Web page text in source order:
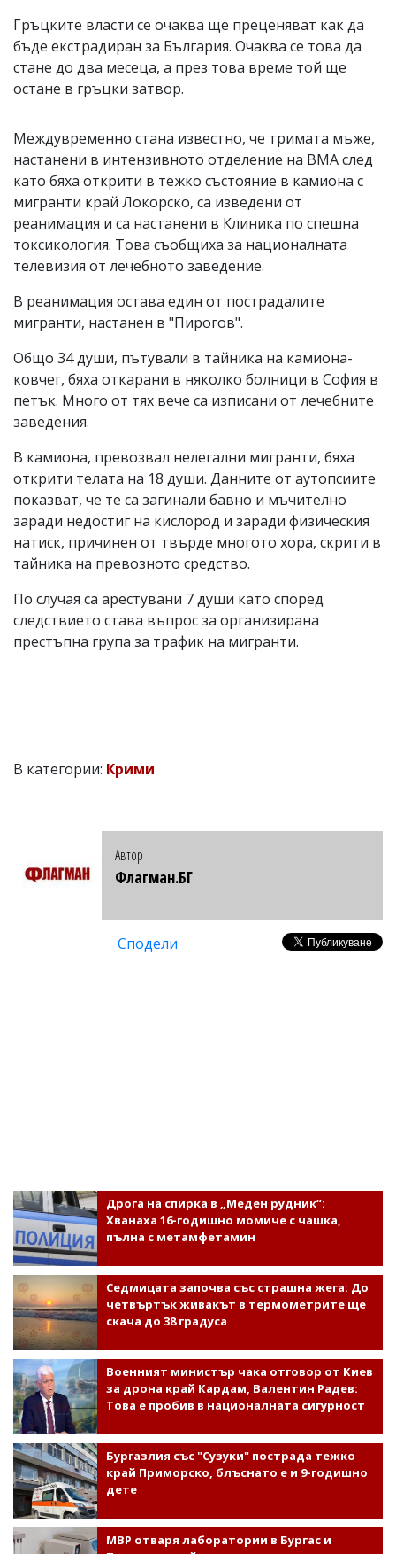
Гръцките власти се очаква ще преценяват как да
бъде екстрадиран за България. Очаква се това да
стане до два месеца, а през това време той ще
остане в гръцки затвор.
Междувременно стана известно, че тримата мъже,
настанени в интензивното отделение на ВМА след
като бяха открити в тежко състояние в камиона с
мигранти край Локорско, са изведени от
реанимация и са настанени в Клиника по спешна
токсикология. Това съобщиха за националната
телевизия от лечебното заведение.
В реанимация остава един от пострадалите
мигранти, настанен в "Пирогов".
Общо 34 души, пътували в тайника на камиона-
ковчег, бяха откарани в няколко болници в София в
петък. Много от тях вече са изписани от лечебните
заведения.
В камиона, превозвал нелегални мигранти, бяха
открити телата на 18 души. Данните от аутопсиите
показват, че те са загинали бавно и мъчително
заради недостиг на кислород и заради физическия
натиск, причинен от твърде многото хора, скрити в
тайника на превозното средство.
По случая са арестувани 7 души като според
следствието става въпрос за организирана
престъпна група за трафик на мигранти.
В категории: Крими
Автор
Флагман.БГ
Сподели
Дрога на спирка в „Меден рудник“:
Хванаха 16-годишно момиче с чашка,
пълна с метамфетамин
Седмицата започва със страшна жега: До
четвъртък живакът в термометрите ще
скача до 38 градуса
Военният министър чака отговор от Киев
за дрона край Кардам, Валентин Радев:
Това е пробив в националната сигурност
Бургазлия със "Сузуки" пострада тежко
край Приморско, блъснато е и 9-годишно
дете
МВР отваря лаборатории в Бургас и